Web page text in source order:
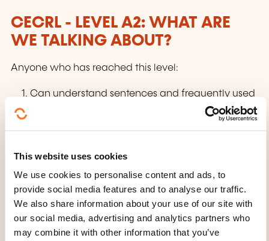
This website uses cookies
We use cookies to personalise content and ads, to
provide social media features and to analyse our traffic.
We also share information about your use of our site with
our social media, advertising and analytics partners who
may combine it with other information that you’ve
CECRL - LEVEL A2: WHAT ARE
WE TALKING ABOUT?
Anyone who has reached this level:
Can understand sentences and frequently used
expressions related to areas of most immediate
geography, employment). Can communicate in
simple and routine tasks requiring a simple
and direct exchange of information on familiar
and routine matters. Can describe in simple
terms aspects of his/her background,